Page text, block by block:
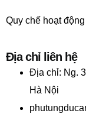
Quy chế hoạt động
Địa chỉ liên hệ
Địa chỉ: Ng.
Hà Nội